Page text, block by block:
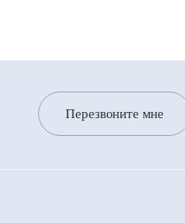
Перезвоните мне